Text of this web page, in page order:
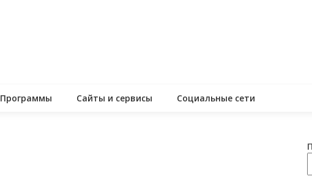
Программы Сайты и сервисы Социальные сети